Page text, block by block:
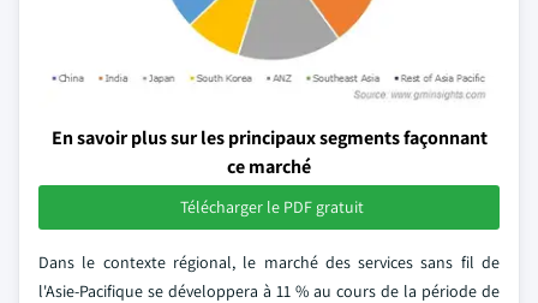
En savoir plus sur les principaux segments façonnant
ce marché
Télécharger le PDF gratuit
Dans le contexte régional, le marché des services sans fil de
l'Asie-Pacifique se développera à 11 % au cours de la période de